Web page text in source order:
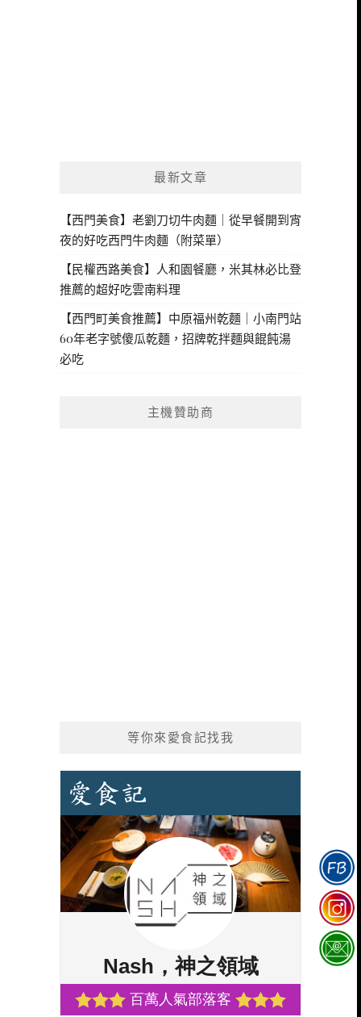
最新文章
【西門美食】老劉刀切牛肉麵｜從早餐開到宵
夜的好吃西門牛肉麵（附菜單）
【民權西路美食】人和園餐廳，米其林必比登
推薦的超好吃雲南料理
【西門町美食推薦】中原福州乾麵｜小南門站
60年老字號傻瓜乾麵，招牌乾拌麵與餛飩湯
必吃
主機贊助商
等你來愛食記找我